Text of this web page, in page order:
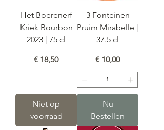
Het Boerenerf
Kriek Bourbon
2023 | 75 cl
Prijs
€ 18,50
Niet op
voorraad
3 Fonteinen
Pruim Mirabelle |
37.5 cl
Prijs
€ 10,00
Nu
Bestellen